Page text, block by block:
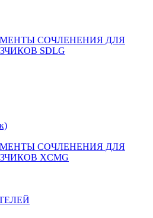
СОЧЛЕНЕНИЯ ДЛЯ
SDLG
СОЧЛЕНЕНИЯ ДЛЯ
XCMG